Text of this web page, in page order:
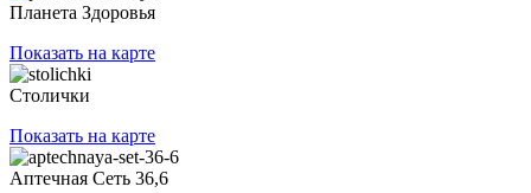
Планета Здоровья
Показать на карте
Столички
Показать на карте
Аптечная Сеть 36,6